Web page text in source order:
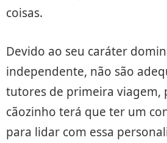
coisas.
Devido ao seu caráter
independente, não são
tutores de primeira viagem,
cãozinho terá que ter um
para lidar com essa